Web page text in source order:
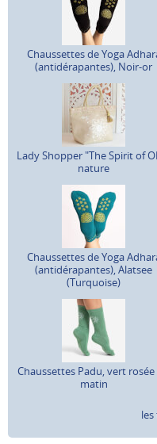
Chaussettes de Yoga
(antidérapantes), Noir-or
Lady Shopper "The Spirit of
nature
Chaussettes de Yoga
(antidérapantes), Alatsee
(Turquoise)
Chaussettes Padu, vert rosée
matin